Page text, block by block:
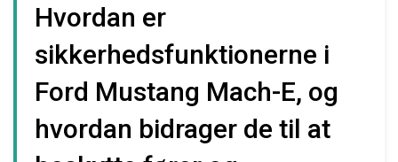
Hvordan er
sikkerhedsfunktionerne i
Ford Mustang Mach-E, og
hvordan bidrager de til at